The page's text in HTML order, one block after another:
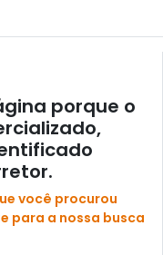
porque o
você procurou
para a nossa busca